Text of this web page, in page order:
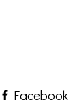
Facebook